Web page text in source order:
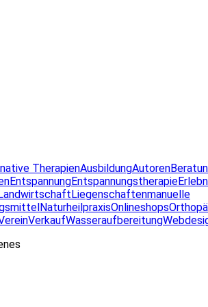
TherapienAusbildungAutoren
EntspannungEntspannungstherapie
Liegenschaftenmanuelle
NaturheilpraxisOnlineshops
VerkaufWasseraufbereitung